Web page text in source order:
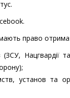
право
(ЗСУ,
установ та